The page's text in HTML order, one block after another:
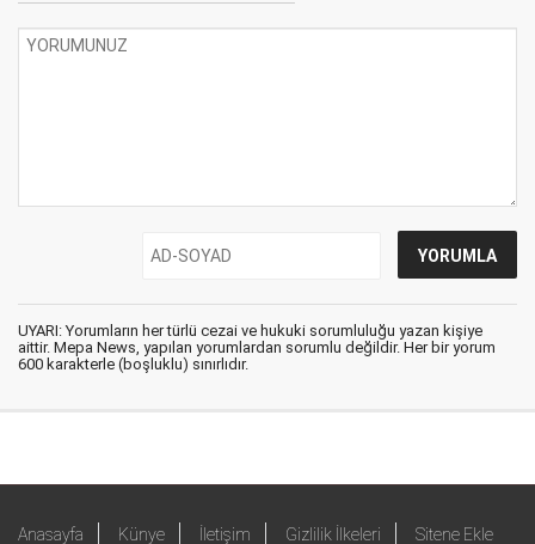
UYARI: Yorumların her türlü cezai ve hukuki sorumluluğu yazan kişiye
aittir. Mepa News, yapılan yorumlardan sorumlu değildir. Her bir yorum
600 karakterle (boşluklu) sınırlıdır.
Anasayfa Künye İletişim Gizlilik İlkeleri Sitene Ekle